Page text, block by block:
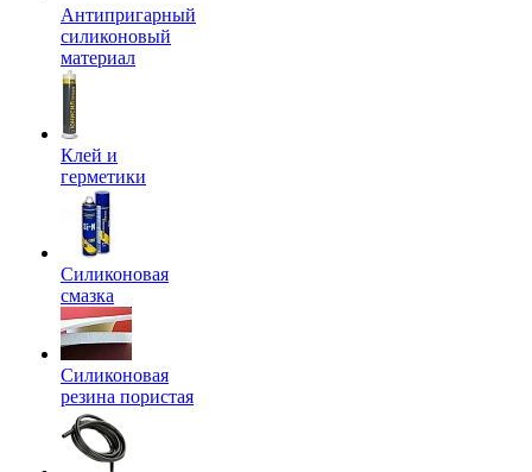
Антипригарный
силиконовый
материал
Клей и
герметики
Силиконовая
смазка
Силиконовая
резина пористая